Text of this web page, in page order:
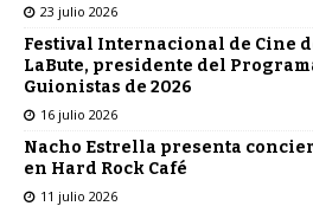
23 julio 2026
Festival Internacional de Cine
LaBute, presidente del
Guionistas de 2026
16 julio 2026
Nacho Estrella presenta
en Hard Rock Café
11 julio 2026